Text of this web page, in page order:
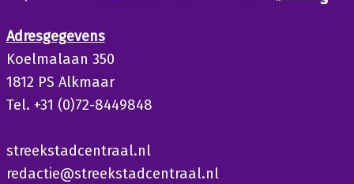
Adresgegevens
Koelmalaan 350
1812 PS Alkmaar
Tel. +31 (0)72-8449848
streekstadcentraal.nl
redactie@streekstadcentraal.nl